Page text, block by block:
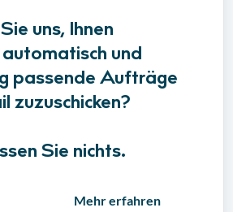
uns, Ihnen
und
passende Aufträge
zuzuschicken?
Sie nichts.
Mehr erfahren